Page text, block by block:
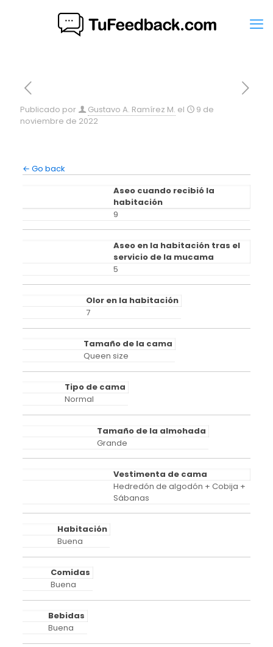
Publicado por Gustavo A. Ramírez M. el
9 de
noviembre de 2022
← Go back
Aseo cuando recibió la
habitación
9
Aseo en la habitación tras el
servicio de la mucama
5
Olor en la habitación
7
Tamaño de la cama
Queen size
Tipo de cama
Normal
Tamaño de la almohada
Grande
Vestimenta de cama
Hedredón de algodón + Cobija +
Sábanas
Habitación
Buena
Comidas
Buena
Bebidas
Buena